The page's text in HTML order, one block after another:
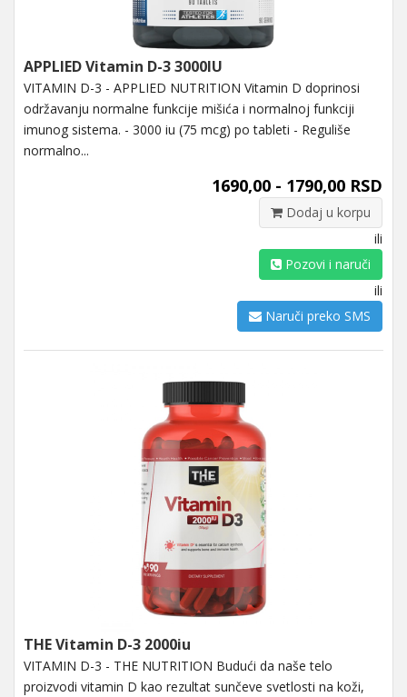
APPLIED Vitamin D-3 3000IU
VITAMIN D-3 - APPLIED NUTRITION Vitamin D doprinosi
održavanju normalne funkcije mišića i normalnoj funkciji
imunog sistema. - 3000 iu (75 mcg) po tableti - Reguliše
normalno...
1690,00 - 1790,00 RSD
Dodaj u korpu
ili
Pozovi i naruči
ili
Naruči preko SMS
THE Vitamin D-3 2000iu
VITAMIN D-3 - THE NUTRITION Budući da naše telo
proizvodi vitamin D kao rezultat sunčeve svetlosti na koži,